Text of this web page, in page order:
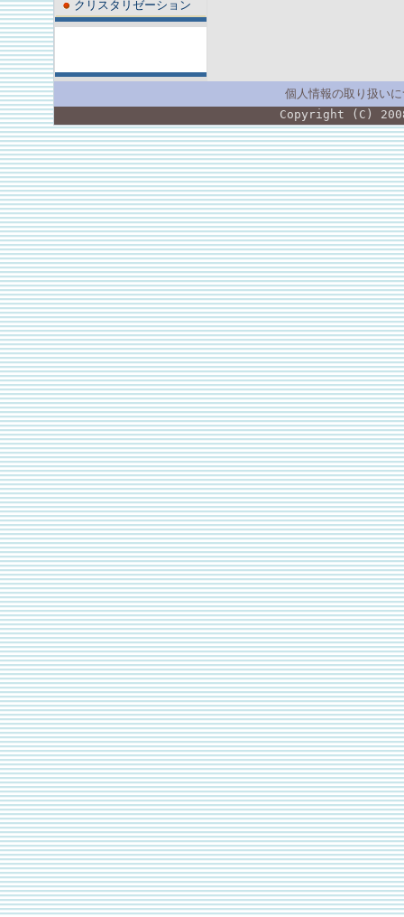
クリスタリゼーション
個人情報の取り扱い
Copyright (C)